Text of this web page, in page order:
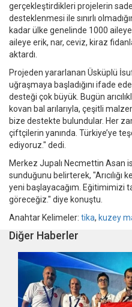
gerçekleştirdikleri projelerin
desteklenmesi ile sınırlı
kadar ülke genelinde 1000
aileye erik, nar, ceviz, kiraz
aktardı.
Projeden yararlanan Üsküplü
uğraşmaya başladığını ifade
desteği çok büyük. Bugün
kovan bal arılarıyla, çeşitli
bize destekte bulundular. Her
çiftçilerin yanında. Türkiye’ye
ediyoruz." dedi.
Merkez Jupalı Necmettin Asan
sunduğunu belirterek, "Arıcılığı
yeni başlayacağım. Eğitimimizi
göreceğiz." diye konuştu.
Anahtar Kelimeler: tika, kuzey
Diğer Haberler